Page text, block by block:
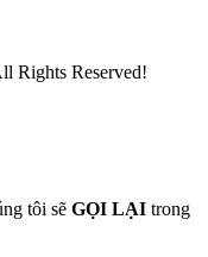
Rights Reserved!
tôi sẽ GỌI LẠI trong